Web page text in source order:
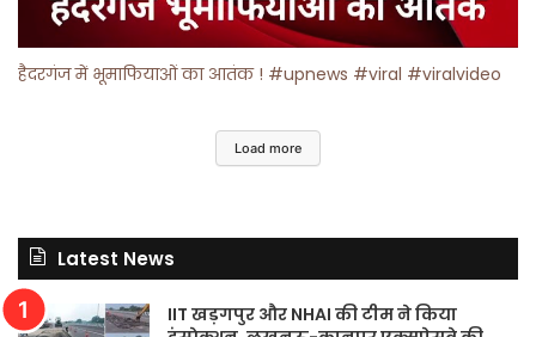
हैदरगंज में भूमाफियाओं का आतंक ! #upnews #viral #viralvideo
Load more
Latest News
IIT खड़गपुर और NHAI की टीम ने किया